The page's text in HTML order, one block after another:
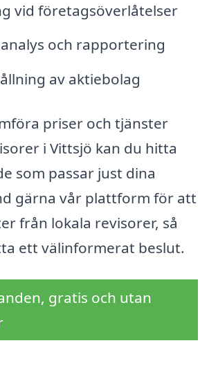
vid företagsöverlåtelser
och rapportering
av aktiebolag
priser och tjänster
i Vittsjö kan du hitta
som passar just dina
gärna vår plattform för att
från lokala revisorer, så
ett välinformerat beslut.
gratis och utan